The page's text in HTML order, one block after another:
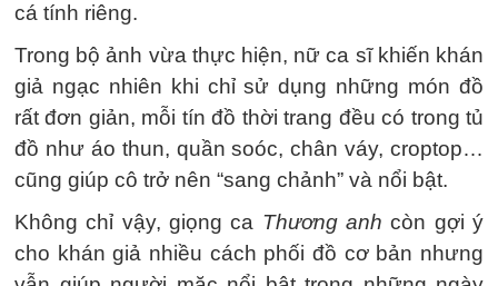
cá tính riêng.
Trong bộ ảnh vừa thực hiện, nữ ca sĩ khiến khán
giả ngạc nhiên khi chỉ sử dụng những món đồ
rất đơn giản, mỗi tín đồ thời trang đều có trong tủ
đồ như áo thun, quần soóc, chân váy, croptop…
cũng giúp cô trở nên “sang chảnh” và nổi bật.
Không chỉ vậy, giọng ca Thương anh còn gợi ý
cho khán giả nhiều cách phối đồ cơ bản nhưng